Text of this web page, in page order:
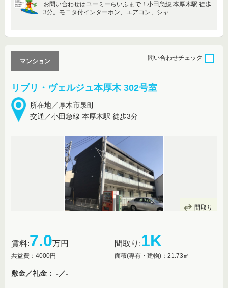
お問い合わせはユーミーらいふまで！小田急線 本厚木駅 徒歩
3分。モニタ付インターホン、エアコン、シャ･･･
リブリ・ヴェルジュ本厚木 302号室
所在地／厚木市泉町
交通／小田急線 本厚木駅 徒歩3分
マンション
問い合わせチェック
間取り
賃料:7.0万円
共益費：4000円
間取り:1K
面積(専有・建物)：21.73㎡
敷金／礼金： -／-